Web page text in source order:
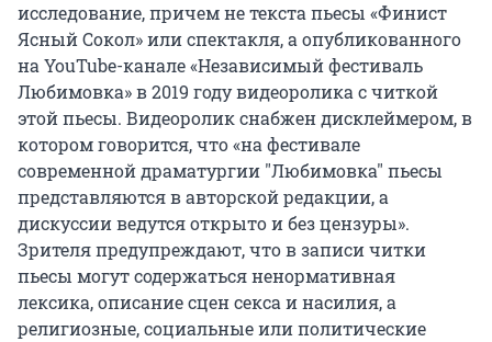
исследование, причем не текста пьесы «Финист
Ясный Сокол» или спектакля, а опубликованного
на YouTube-канале «Независимый фестиваль
Любимовка» в 2019 году видеоролика с читкой
этой пьесы. Видеоролик снабжен дисклеймером, в
котором говорится, что «на фестивале
современной драматургии "Любимовка" пьесы
представляются в авторской редакции, а
дискуссии ведутся открыто и без цензуры».
Зрителя предупреждают, что в записи читки
пьесы могут содержаться ненормативная
лексика, описание сцен секса и насилия, а
религиозные, социальные или политические